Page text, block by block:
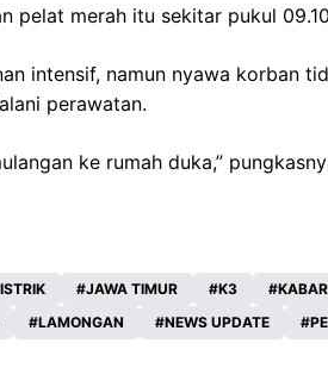
pelat merah itu sekitar pukul
intensif, namun nyawa korban
perawatan.
ke rumah duka,”
JAWA TIMUR K3
LAMONGAN NEWS UPDATE